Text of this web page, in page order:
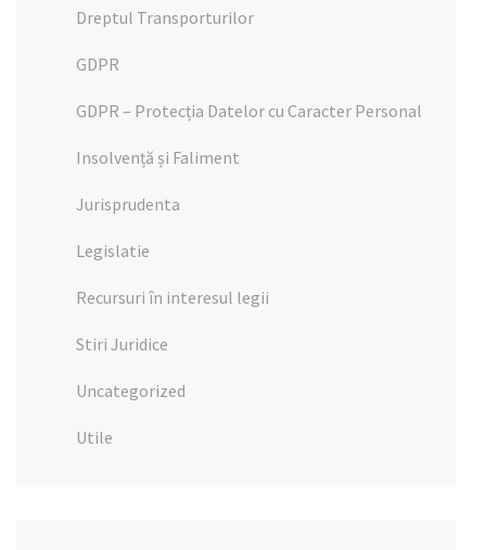
Dreptul Transporturilor
GDPR
GDPR – Protecția Datelor cu Caracter Personal
Insolvență și Faliment
Jurisprudenta
Legislatie
Recursuri în interesul legii
Stiri Juridice
Uncategorized
Utile